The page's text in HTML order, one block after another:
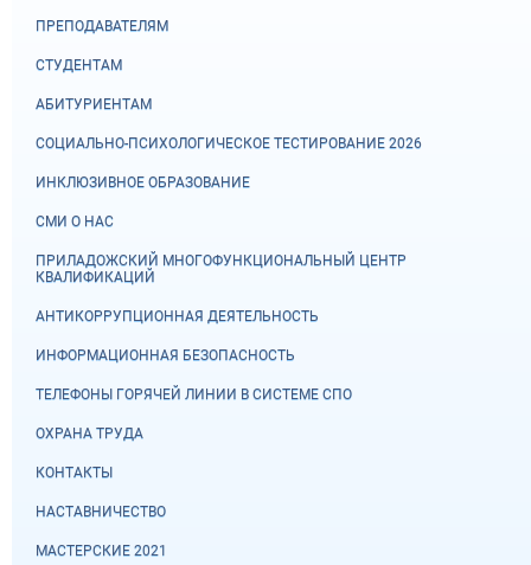
ПРЕПОДАВАТЕЛЯМ
СТУДЕНТАМ
АБИТУРИЕНТАМ
СОЦИАЛЬНО-ПСИХОЛОГИЧЕСКОЕ ТЕСТИРОВАНИЕ 2026
ИНКЛЮЗИВНОЕ ОБРАЗОВАНИЕ
СМИ О НАС
ПРИЛАДОЖСКИЙ МНОГОФУНКЦИОНАЛЬНЫЙ ЦЕНТР
КВАЛИФИКАЦИЙ
АНТИКОРРУПЦИОННАЯ ДЕЯТЕЛЬНОСТЬ
ИНФОРМАЦИОННАЯ БЕЗОПАСНОСТЬ
ТЕЛЕФОНЫ ГОРЯЧЕЙ ЛИНИИ В СИСТЕМЕ СПО
ОХРАНА ТРУДА
КОНТАКТЫ
НАСТАВНИЧЕСТВО
МАСТЕРСКИЕ 2021